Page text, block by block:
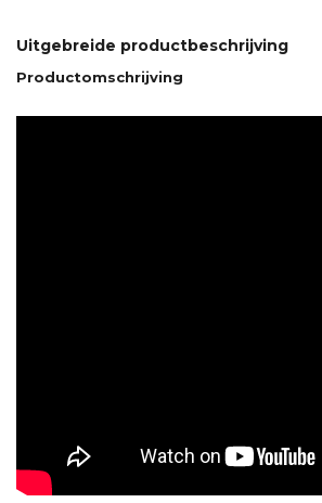
Uitgebreide productbeschrijving
Productomschrijving